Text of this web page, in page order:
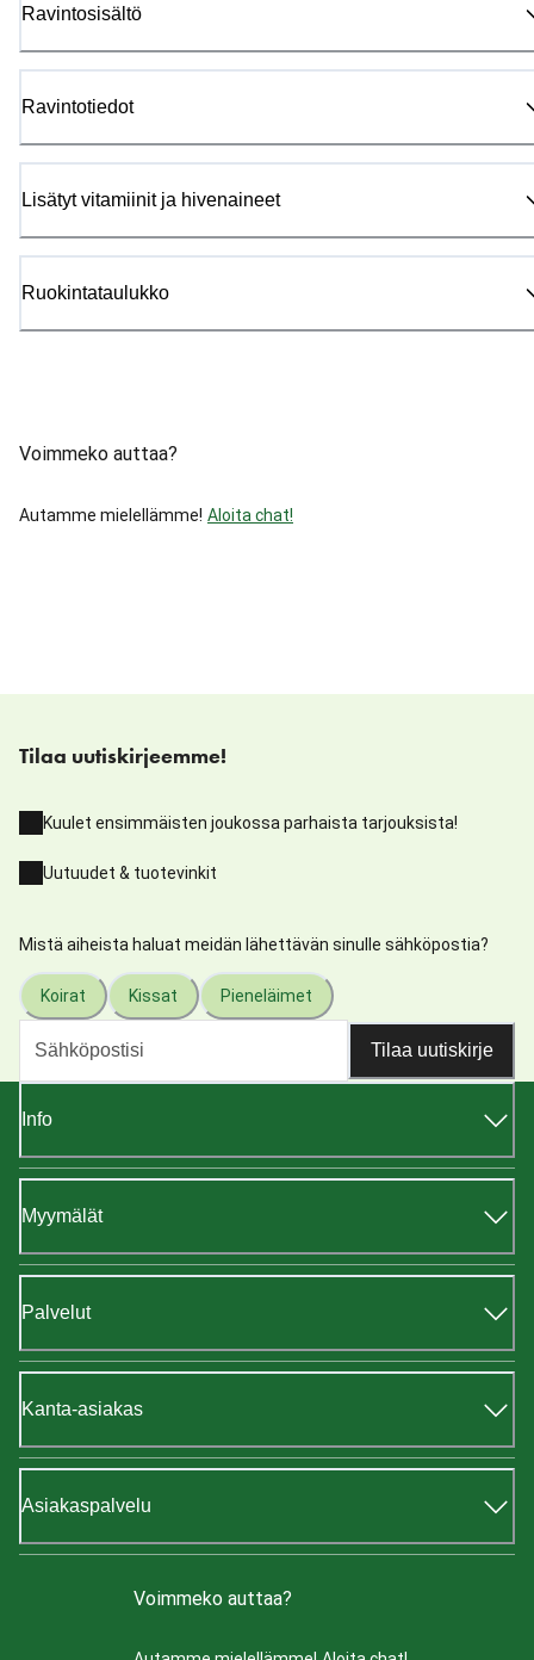
Ravintosisältö
Ravintotiedot
Lisätyt vitamiinit ja hivenaineet
Ruokintataulukko
Voimmeko auttaa?
Autamme mielellämme! Aloita chat!
Tilaa uutiskirjeemme!
Kuulet ensimmäisten joukossa parhaista tarjouksista!
Uutuudet & tuotevinkit
Mistä aiheista haluat meidän lähettävän sinulle sähköpostia?
Koirat Kissat Pieneläimet
Tilaa uutiskirje
Info
Myymälät
Palvelut
Kanta-asiakas
Asiakaspalvelu
Voimmeko auttaa?